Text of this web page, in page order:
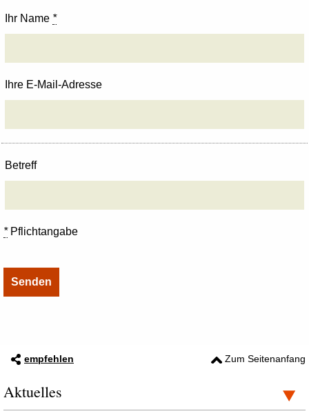
Ihr Name *
Ihre E-Mail-Adresse
Betreff
*Pflichtangabe
empfehlen Zum Seitenanfang
Aktuelles